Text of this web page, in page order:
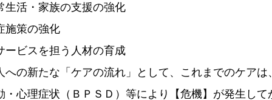
生活・家族の支援の強化
施策の強化
ービスを担う人材の育成
への新たな「ケアの流れ」として、これまでのケアは
・心理症状（ＢＰＳＤ）等により【危機】が発生し